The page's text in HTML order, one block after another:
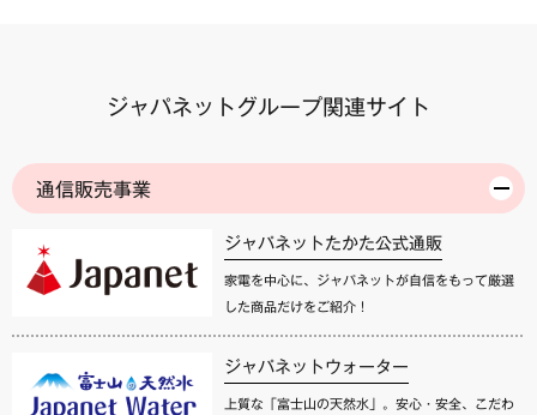
ジャパネットグループ関連サイト
通信販売事業
ジャパネットたかた公式通販
家電を中心に、ジャパネットが自信をもって厳選
した商品だけをご紹介！
ジャパネットウォーター
上質な「富士山の天然水」。安心・安全、こだわ